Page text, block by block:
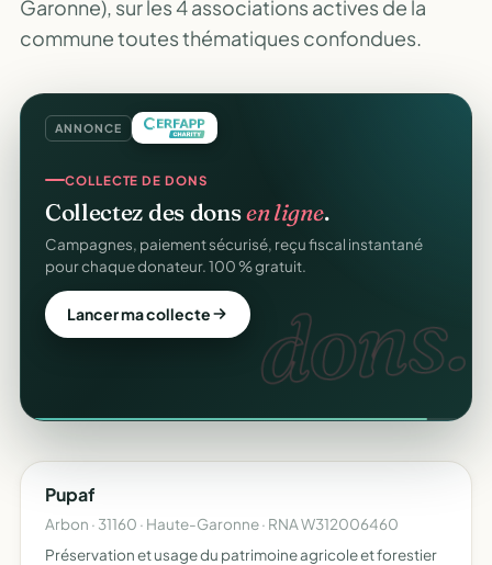
Garonne), sur les 4 associations actives de la
commune toutes thématiques confondues.
ANNONCE
dons.
COLLECTE DE DONS
Collectez des donsen ligne.
Campagnes, paiement sécurisé, reçu fiscal instantané
pour chaque donateur. 100 % gratuit.
Lancer ma collecte
Pupaf
Arbon · 31160 · Haute-Garonne · RNA W312006460
Préservation et usage du patrimoine agricole et forestier